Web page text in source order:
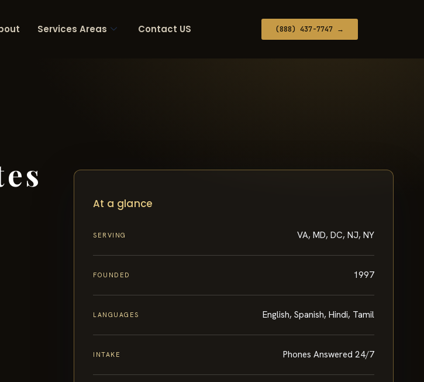
Services Areas Contact US (888) 437-7747 →
At a glance
SERVING VA, MD, DC, NJ, NY
FOUNDED 1997
LANGUAGES English, Spanish, Hindi, Tamil
INTAKE Phones Answered 24/7